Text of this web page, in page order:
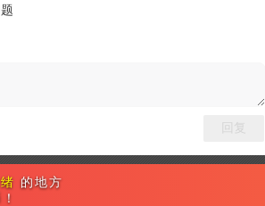
回复
的地方